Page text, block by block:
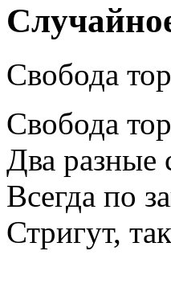
Свобода
Свобода
Два разные
Всегда по
Стригут,